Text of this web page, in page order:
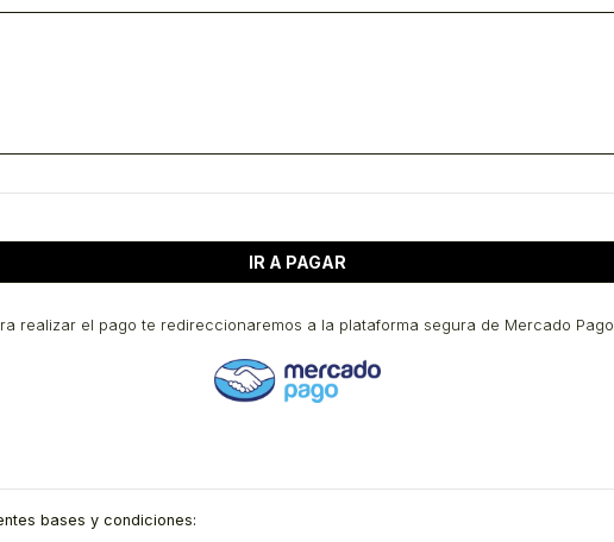
realizar el pago te redireccionaremos a la plataforma segura de Mercado Pago
bases y condiciones: